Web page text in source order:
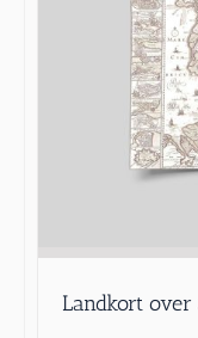
Landkort